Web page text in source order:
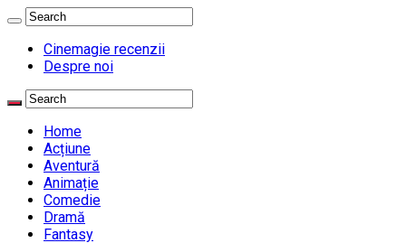
Cinemagie recenzii
Despre noi
Home
Acțiune
Aventură
Animație
Comedie
Dramă
Fantasy